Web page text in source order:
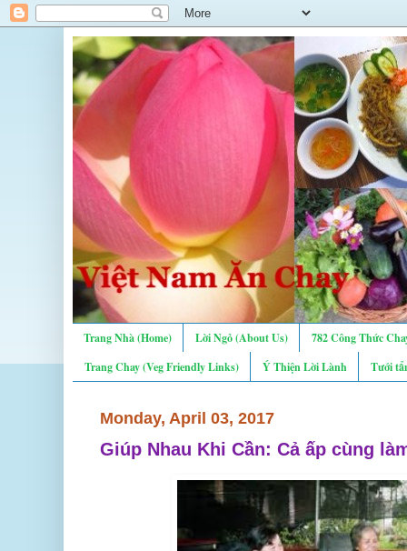
Trang Nhà (Home) Lời Ngỏ (About Us)
782 Công Thức
Trang Chay (Veg Friendly Links)
Ý Thiện Lời Lành Tưới
Monday, April 03, 2017
Giúp Nhau Khi Cần: Cả ấp cùng